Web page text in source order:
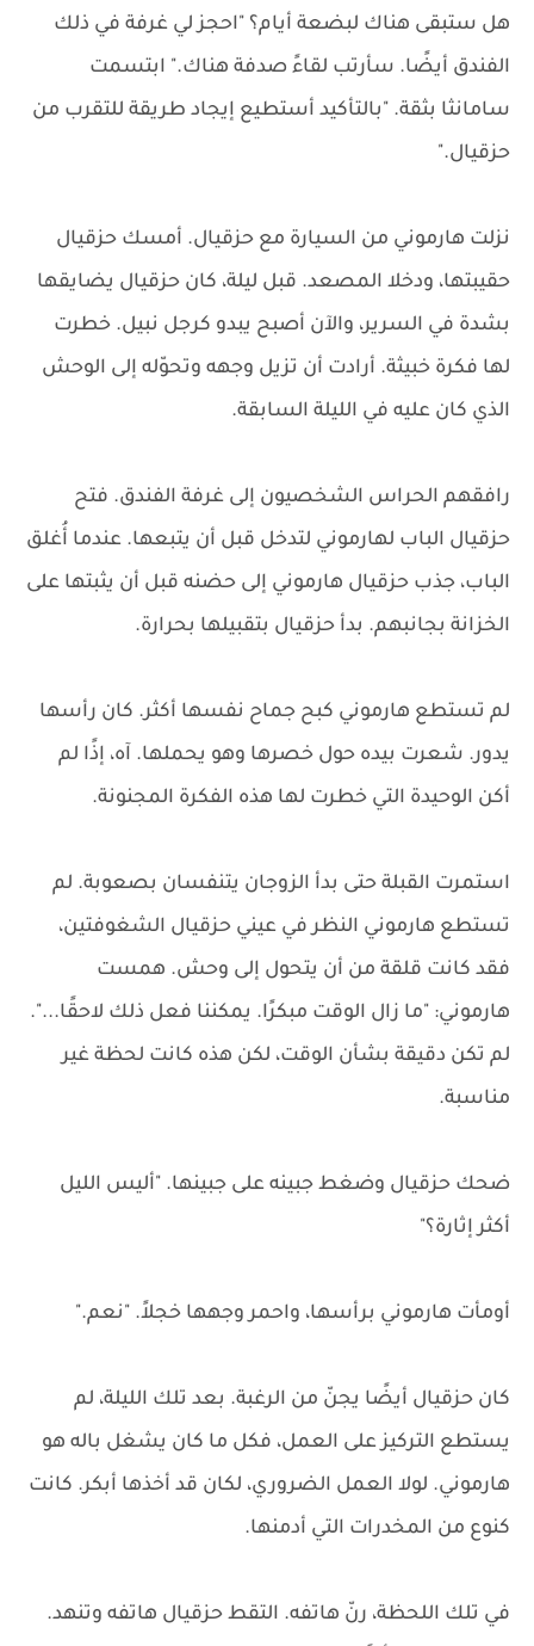
هل ستبقى هناك لبضعة أيام؟ "احجز لي غرفة في ذلك
الفندق أيضًا. سأرتب لقاءً صدفة هناك." ابتسمت
سامانثا بثقة. "بالتأكيد أستطيع إيجاد طريقة للتقرب من
حزقيال."
نزلت هارموني من السيارة مع حزقيال. أمسك حزقيال
حقيبتها، ودخلا المصعد. قبل ليلة، كان حزقيال يضايقها
بشدة في السرير، والآن أصبح يبدو كرجل نبيل. خطرت
لها فكرة خبيثة. أرادت أن تزيل وجهه وتحوّله إلى الوحش
الذي كان عليه في الليلة السابقة.
رافقهم الحراس الشخصيون إلى غرفة الفندق. فتح
حزقيال الباب لهارموني لتدخل قبل أن يتبعها. عندما أُغلق
الباب، جذب حزقيال هارموني إلى حضنه قبل أن يثبتها على
الخزانة بجانبهم. بدأ حزقيال بتقبيلها بحرارة.
لم تستطع هارموني كبح جماح نفسها أكثر. كان رأسها
يدور. شعرت بيده حول خصرها وهو يحملها. آه، إذًا لم
أكن الوحيدة التي خطرت لها هذه الفكرة المجنونة.
استمرت القبلة حتى بدأ الزوجان يتنفسان بصعوبة. لم
تستطع هارموني النظر في عيني حزقيال الشغوفتين،
فقد كانت قلقة من أن يتحول إلى وحش. همست
هارموني: "ما زال الوقت مبكرًا. يمكننا فعل ذلك لاحقًا...".
لم تكن دقيقة بشأن الوقت، لكن هذه كانت لحظة غير
مناسبة.
ضحك حزقيال وضغط جبينه على جبينها. "أليس الليل
أكثر إثارة؟"
أومأت هارموني برأسها، واحمر وجهها خجلاً. "نعم."
كان حزقيال أيضًا يجنّ من الرغبة. بعد تلك الليلة، لم
يستطع التركيز على العمل، فكل ما كان يشغل باله هو
هارموني. لولا العمل الضروري، لكان قد أخذها أبكر. كانت
كنوع من المخدرات التي أدمنها.
في تلك اللحظة، رنّ هاتفه. التقط حزقيال هاتفه وتنهد.